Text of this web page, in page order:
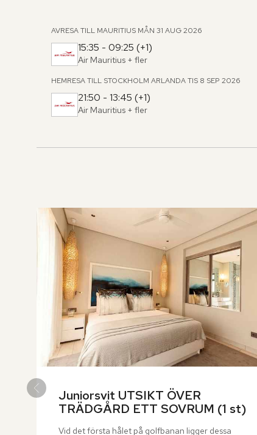
AVRESA TILL MAURITIUS MÅN 31 AUG 2026
15:35 - 09:25 (+1)
Air Mauritius + fler
HEMRESA TILL STOCKHOLM ARLANDATIS 8 SEP 2026
21:50 - 13:45 (+1)
Air Mauritius + fler
Juniorsvit UTSIKT ÖVER
TRÄDGÅRD ETT SOVRUM (1 st)
Vid det första hålet på golfbanan ligger dessa